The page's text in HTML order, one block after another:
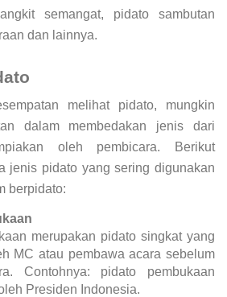
semangat, pidato sambutan
dan lainnya.
melihat pidato, mungkin
dalam membedakan jenis dari
oleh pembicara. Berikut
jenis pidato yang sering digunakan
berpidato:
merupakan pidato singkat yang
MC atau pembawa acara sebelum
Contohnya: pidato pembukaan
Presiden Indonesia.